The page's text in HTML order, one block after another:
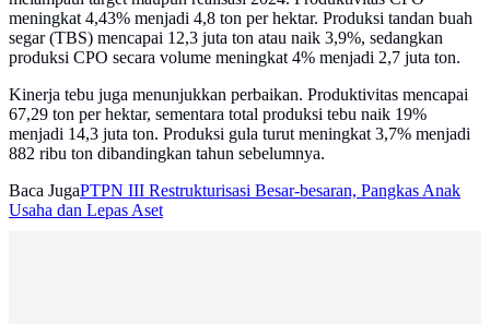
meningkat 4,43% menjadi 4,8 ton per hektar. Produksi tandan buah
segar (TBS) mencapai 12,3 juta ton atau naik 3,9%, sedangkan
produksi CPO secara volume meningkat 4% menjadi 2,7 juta ton.
Kinerja tebu juga menunjukkan perbaikan. Produktivitas mencapai
67,29 ton per hektar, sementara total produksi tebu naik 19%
menjadi 14,3 juta ton. Produksi gula turut meningkat 3,7% menjadi
882 ribu ton dibandingkan tahun sebelumnya.
Baca JugaPTPN III Restrukturisasi Besar-besaran, Pangkas Anak
Usaha dan Lepas Aset